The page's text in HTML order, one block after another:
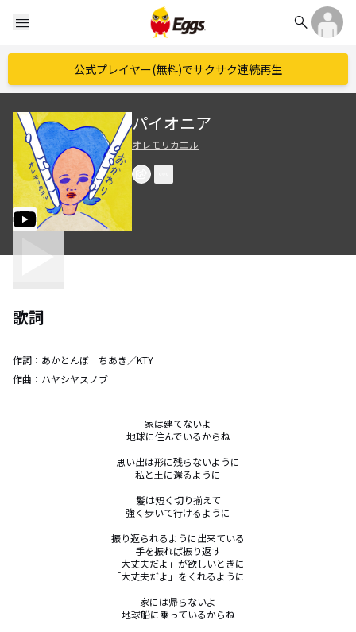
menu search
公式プレイヤー(無料)でサクサク連続再生
パイオニア
オレモリカエル
歌詞
作詞： あかとんぼ ちあき／KTY
作曲： ハヤシヤスノブ
家は建てないよ
地球に住んでいるからね
思い出は形に残らないように
私と土に還るように
髪は短く切り揃えて
強く歩いて行けるように
振り返られるように出来ている
手を振れば振り返す
「大丈夫だよ」が欲しいときに
「大丈夫だよ」をくれるように
家には帰らないよ
地球船に乗っているからね